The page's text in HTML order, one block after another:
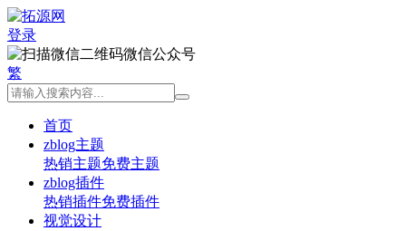
登录
微信公众号
繁
首页
zblog主题
热销主题免费主题
zblog插件
热销插件免费插件
视觉设计